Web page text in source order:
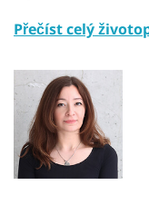
Přečíst celý